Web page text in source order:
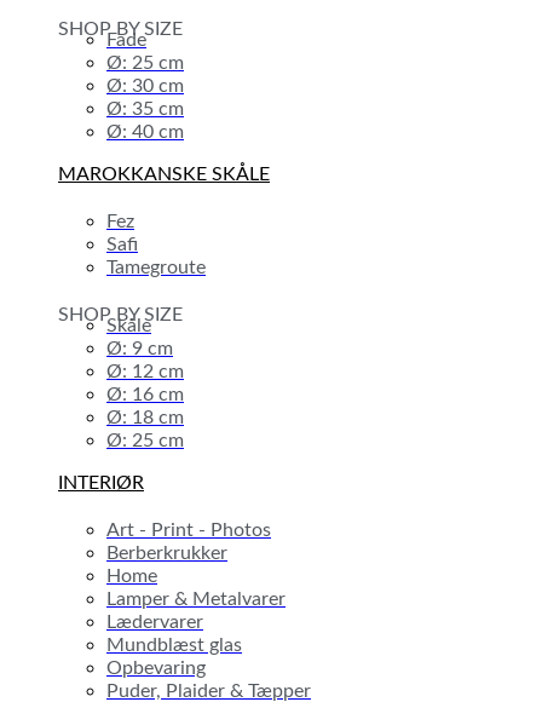
SHOP BY SIZE
Fade
Ø: 25 cm
Ø: 30 cm
Ø: 35 cm
Ø: 40 cm
MAROKKANSKE SKÅLE
Fez
Safi
Tamegroute
SHOP BY SIZE
Skåle
Ø: 9 cm
Ø: 12 cm
Ø: 16 cm
Ø: 18 cm
Ø: 25 cm
INTERIØR
Art - Print - Photos
Berberkrukker
Home
Lamper & Metalvarer
Lædervarer
Mundblæst glas
Opbevaring
Puder, Plaider & Tæpper